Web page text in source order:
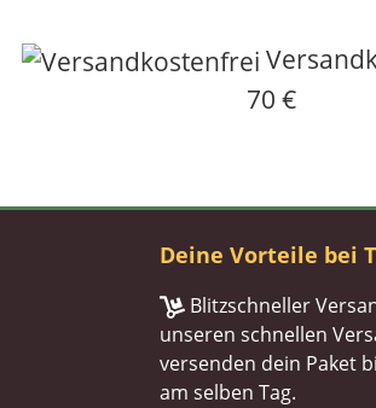
70 €
Deine Vorteile bei
Blitzschneller
unseren schnellen
versenden dein Paket
am selben Tag.